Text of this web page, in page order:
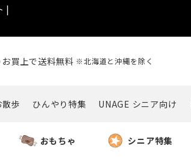
|
買上で送料無料 ※北海道と沖縄を除く
歩 ひんやり特集 UNAGE シニア向け
おもちゃ シニア特集